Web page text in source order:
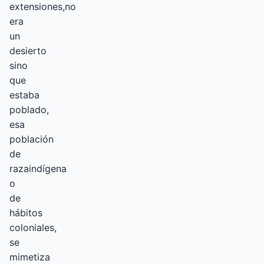
extensiones,no
era
un
desierto
sino
que
estaba
poblado,
esa
población
de
razaindígena
o
de
hábitos
coloniales,
se
mimetiza